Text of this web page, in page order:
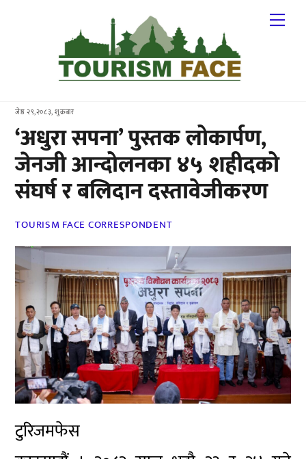
जेष्ठ २९,२०८३, शुक्रबार
‘अधुरा सपना’ पुस्तक लोकार्पण,
जेनजी आन्दोलनका ४५ शहीदको
संघर्ष र बलिदान दस्तावेजीकरण
TOURISM FACE CORRESPONDENT
टुरिजमफेस